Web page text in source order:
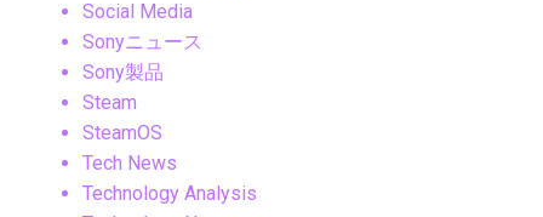
Social Media
Sonyニュース
Sony製品
Steam
SteamOS
Tech News
Technology Analysis